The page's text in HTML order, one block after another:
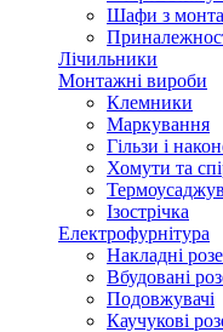
Шафи з
Лічильники
Монтажні вироби
Клемники
Маркування
Гільзи і
Хомути та
Ізострічка
Електрофурнітура
Накладні
Вбудовані
Подовжувачі
Каучукові